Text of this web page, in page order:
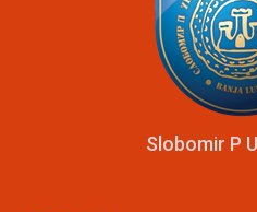
Slobomir P